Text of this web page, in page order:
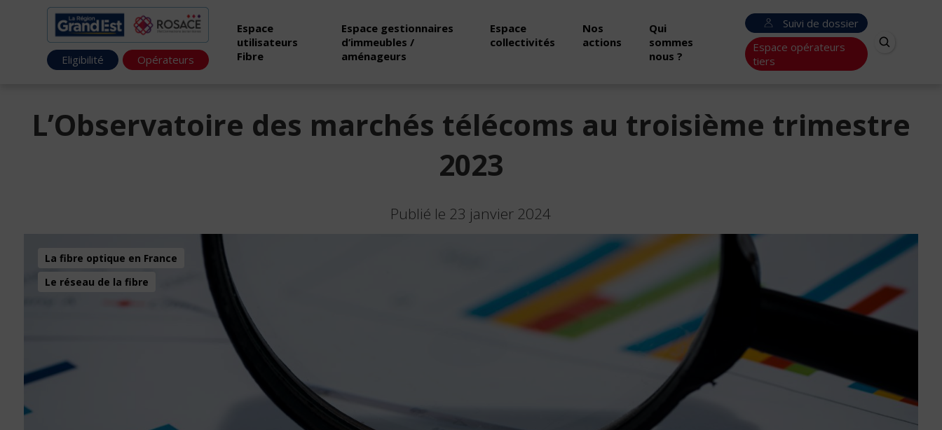
Eligibilité Opérateurs
Espace
utilisateurs
Fibre
Espace gestionnaires
d’immeubles /
aménageurs
Espace
collectivités
Nos
actions
Qui
sommes
nous ?
Suivi de dossier
Espace opérateurs
tiers
L’Observatoire des marchés télécoms au troisième trimestre
2023
Publié le 23 janvier 2024
La fibre optique en France
Le réseau de la fibre